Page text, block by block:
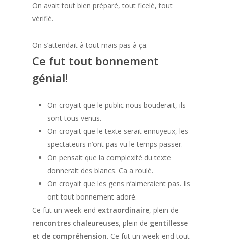
On avait tout bien préparé, tout ficelé, tout
vérifié.
On s’attendait à tout mais pas à ça.
Ce fut tout bonnement
génial!
On croyait que le public nous bouderait, ils
sont tous venus.
On croyait que le texte serait ennuyeux, les
spectateurs n’ont pas vu le temps passer.
On pensait que la complexité du texte
donnerait des blancs. Ca a roulé.
On croyait que les gens n’aimeraient pas. Ils
ont tout bonnement adoré.
Ce fut un week-end extraordinaire, plein de
rencontres chaleureuses, plein de gentillesse
et de compréhension. Ce fut un week-end tout